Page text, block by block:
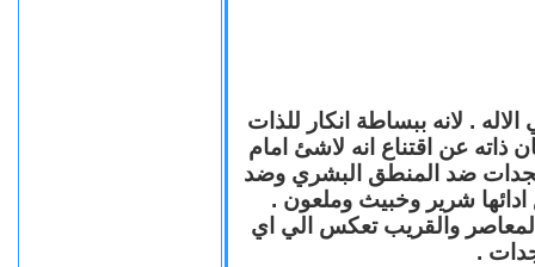
. لانه ببساطة انكار للذات
ذاته عن اقتناع انه لاشئ امام
ضد المنطق البشري وضد
ادائها شرير وخبيث وملعون .
المعاصر والقريب تعكس الي اي
.